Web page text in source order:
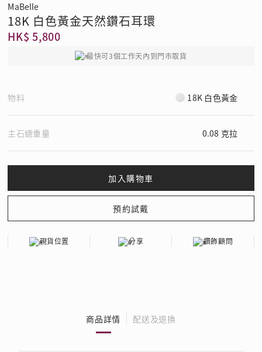
MaBelle
18K 白色黃金天然鑽石耳環
HK$ 5,800
最快可3個工作天內到門市取貨
物料 18K 白色黃金
主石總重量 0.08 克拉
現貨位置 分享 鑽飾顧問
商品詳情 配送及退換